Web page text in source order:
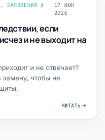
ЗАЯВЛЕНИЙ И
17 ИЮН
2026
если
и не выходит на
и не отвечает?
замену, чтобы не
ЧИТАТЬ